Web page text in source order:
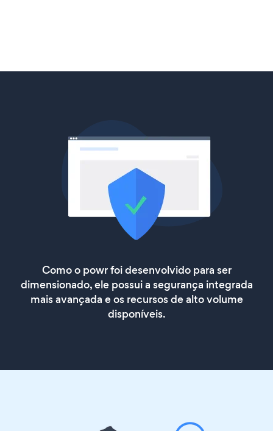
Como o powr foi desenvolvido para ser
dimensionado, ele possui a segurança integrada
mais avançada e os recursos de alto volume
disponíveis.